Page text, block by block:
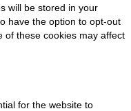
will be stored in your
have the option to opt-out
of these cookies may affect
for the website to